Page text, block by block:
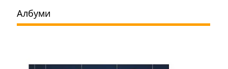
Албуми